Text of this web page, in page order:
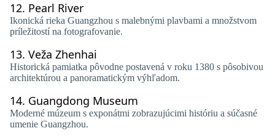
12. Pearl River
Ikonická rieka Guangzhou s malebnými plavbami a množstvom
príležitostí na fotografovanie.
13. Veža Zhenhai
Historická pamiatka pôvodne postavená v roku 1380 s pôsobivou
architektúrou a panoramatickým výhľadom.
14. Guangdong Museum
Moderné múzeum s exponátmi zobrazujúcimi históriu a súčasné
umenie Guangzhou.